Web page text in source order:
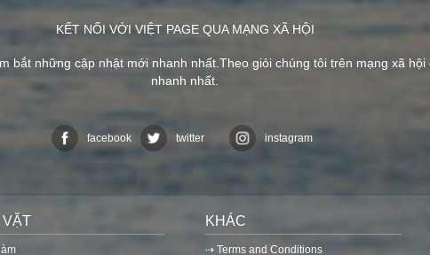
KẾT NỐI VỚI VIỆT PAGE QUA MẠNG XÃ HỘI
bắt những cập nhật mới nhanh nhất.Theo giỏi chúng tôi trên mạng xã
nhanh nhất.
facebook twitter instagram
VẶT KHÁC
⇢ Terms and Conditions